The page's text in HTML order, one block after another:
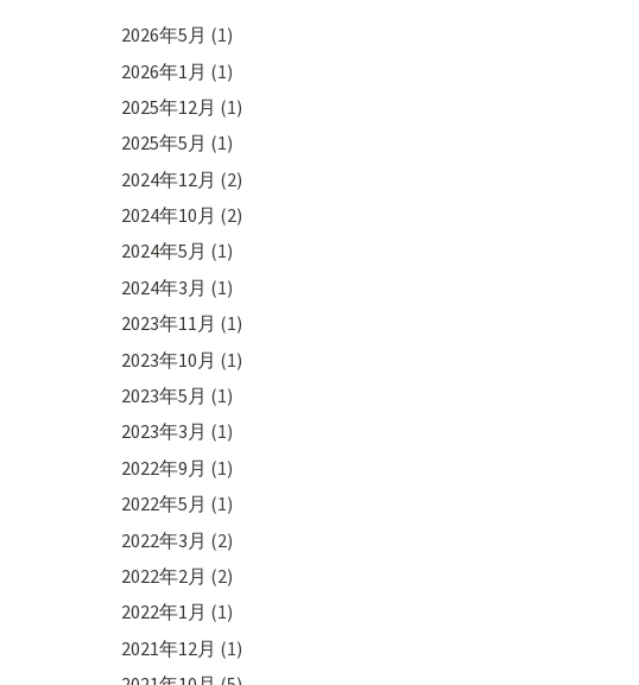
2026年5月 (1)
2026年1月 (1)
2025年12月 (1)
2025年5月 (1)
2024年12月 (2)
2024年10月 (2)
2024年5月 (1)
2024年3月 (1)
2023年11月 (1)
2023年10月 (1)
2023年5月 (1)
2023年3月 (1)
2022年9月 (1)
2022年5月 (1)
2022年3月 (2)
2022年2月 (2)
2022年1月 (1)
2021年12月 (1)